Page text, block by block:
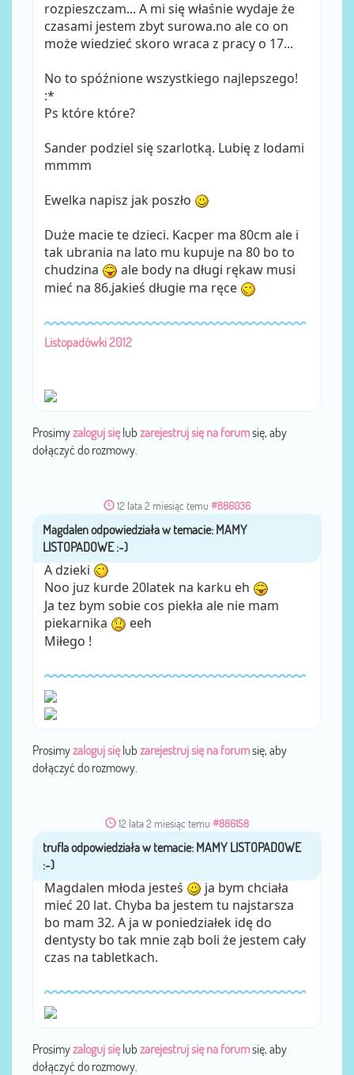
rozpieszczam... A mi się właśnie wydaje że
czasami jestem zbyt surowa.no ale co on
może wiedzieć skoro wraca z pracy o 17...
No to spóźnione wszystkiego najlepszego!
:*
Ps które które?
Sander podziel się szarlotką. Lubię z lodami
mmmm
Ewelka napisz jak poszło
Duże macie te dzieci. Kacper ma 80cm ale i
tak ubrania na lato mu kupuje na 80 bo to
chudzina
ale body na długi rękaw musi
mieć na 86.jakieś długie ma ręce
Listopadówki 2012
Prosimyzaloguj sięlub zarejestruj się na forumsię, aby
dołączyć do rozmowy.
12 lata 2 miesiąc temu #886036
przezMagdalen
A dzieki
Noo juz kurde 20latek na karku eh
Ja tez bym sobie cos piekła ale nie mam
piekarnika
eeh
Miłego !
Prosimyzaloguj sięlub zarejestruj się na forumsię, aby
dołączyć do rozmowy.
12 lata 2 miesiąc temu #886158
przeztrufla
Magdalen młoda jesteś
ja bym chciała
mieć 20 lat. Chyba ba jestem tu najstarsza
bo mam 32. A ja w poniedziałek idę do
dentysty bo tak mnie ząb boli że jestem cały
czas na tabletkach.
Prosimyzaloguj sięlub zarejestruj się na forumsię, aby
dołączyć do rozmowy.